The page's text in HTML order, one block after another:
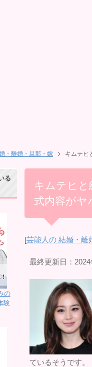
・離婚・旦那・嫁 キムテヒ
キムテヒと
式内容がヤ
[芸能人の 結婚・離
最終更新日：2024
ているそうです。
る
の
験